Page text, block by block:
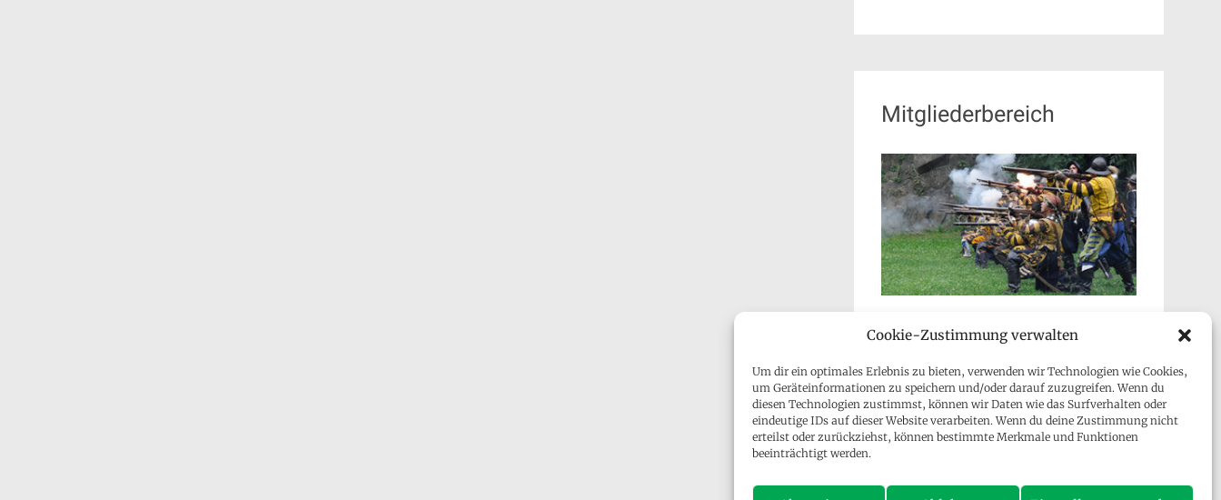
Cookie-Zustimmung verwalten
Um dir ein optimales Erlebnis zu bieten, verwenden wir Technologien wie Cookies,
um Geräteinformationen zu speichern und/oder darauf zuzugreifen. Wenn du
diesen Technologien zustimmst, können wir Daten wie das Surfverhalten oder
eindeutige IDs auf dieser Website verarbeiten. Wenn du deine Zustimmung nicht
erteilst oder zurückziehst, können bestimmte Merkmale und Funktionen
beeinträchtigt werden.
Mitgliederbereich
Besucher gesamt:128.311